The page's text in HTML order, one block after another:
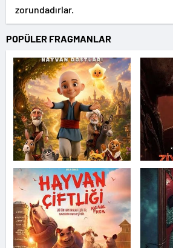
zorundadırlar.
POPÜLER FRAGMANLAR